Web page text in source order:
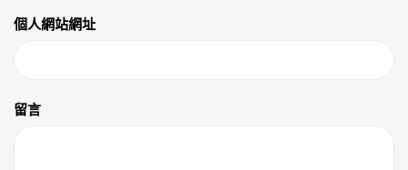
個人網站網址
留言